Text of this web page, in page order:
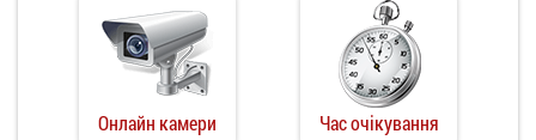
Онлайн камери Час очікування